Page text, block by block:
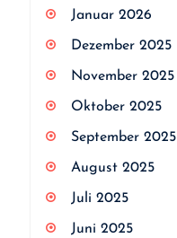
Januar 2026
Dezember 2025
November 2025
Oktober 2025
September 2025
August 2025
Juli 2025
Juni 2025